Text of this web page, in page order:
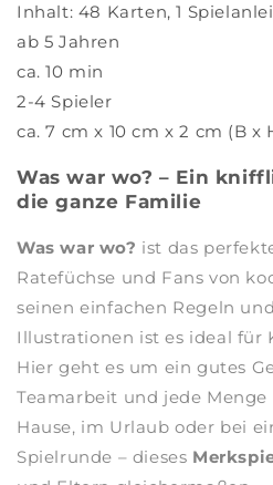
Inhalt: 48 Karten, 1
ab 5 Jahren
ca. 10 min
2-4 Spieler
ca. 7 cm x 10 cm x 2 cm (B x
Was war wo? – Ein
die ganze Familie
Was war wo? ist das
Ratefüchse und Fans von
seinen einfachen Regeln
Illustrationen ist es ideal für
Hier geht es um ein gutes
Teamarbeit und jede Menge
Hause, im Urlaub oder bei
Spielrunde – dieses